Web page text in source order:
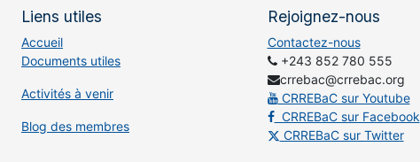
Rejoignez-nous
Contactez-nous
+243 852 780 555
crrebac@crrebac.org
CRREBaC sur Youtube
CRREBaC sur Facebook
CRREBaC sur Twitter
Liens utiles
Accueil
Documents utiles
Activités à venir
Blog des membres